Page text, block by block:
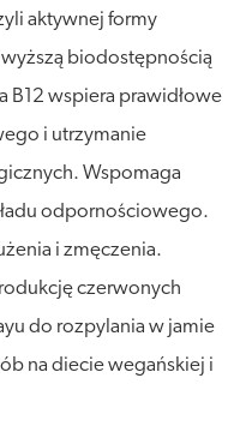
aktywnej formy
biodostępnością
B12 wspiera prawidłowe
i utrzymanie
Wspomaga
odpornościowego.
i zmęczenia.
czerwonych
do rozpylania w jamie
na diecie wegańskiej i